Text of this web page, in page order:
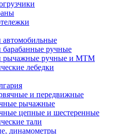
автомобильные
барабанные ручные
рычажные ручные и МТМ
лебедки
и передвижные
рычажные
цепные и шестеренные
тали
динамометры